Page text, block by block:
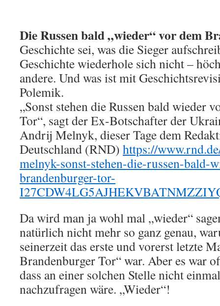
Die Russen bald „wieder“ vor dem
Geschichte sei, was die Sieger
Geschichte wiederhole sich nicht –
andere. Und was ist mit
Polemik.
„Sonst stehen die Russen bald wieder
Tor“, sagt der Ex-Botschafter der
Andrij Melnyk, dieser Tage dem
Deutschland (RND) https://
melnyk-sonst-stehen-die-russen-bald-
brandenburger-tor-
Da wird man ja wohl mal „wieder“
natürlich nicht mehr so ganz genau,
seinerzeit das erste und vorerst letzte
Brandenburger Tor“ war. Aber es war
dass an einer solchen Stelle nicht
nachzufragen wäre. „Wieder“!